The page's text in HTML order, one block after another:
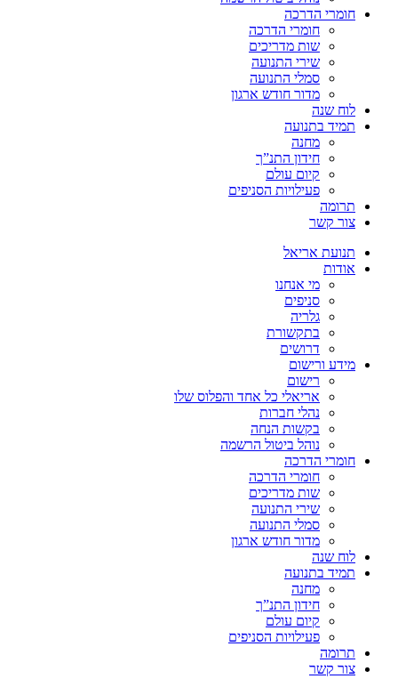
חומרי הדרכה
חומרי הדרכה
שות מדריכים
שירי התנועה
סמלי התנועה
מדור חודש ארגון
לוח שנה
תמיד בתנועה
מחנה
חידון התנ”ך
קיום עולם
פעילויות הסניפים
תרומה
צור קשר
תנועת אריאל
אודות
מי אנחנו
סניפים
גלריה
בתקשורת
דרושים
מידע ורישום
רישום
אריאלי כל אחד והפלוס שלו
נהלי חברות
בקשות הנחה
נוהל ביטול הרשמה
חומרי הדרכה
חומרי הדרכה
שות מדריכים
שירי התנועה
סמלי התנועה
מדור חודש ארגון
לוח שנה
תמיד בתנועה
מחנה
חידון התנ”ך
קיום עולם
פעילויות הסניפים
תרומה
צור קשר